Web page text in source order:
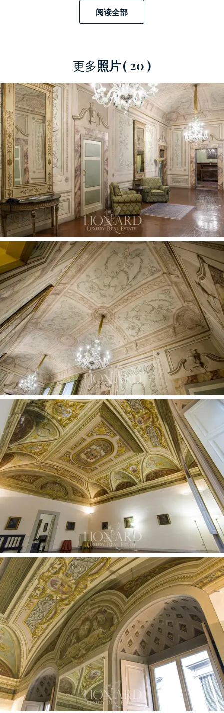
独特的全景露台俯瞰着佛罗伦萨周围的主要古
迹：可以欣赏到大教堂雄伟的圆顶，最重要的教
阅读全部
更多照片( 20 )